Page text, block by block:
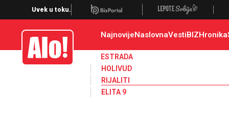
Zadruga, Rijaliti, Zadruga 4
Uvek u toku.
Alo NajnovijeNaslovnaVestiBIZHronika
ESTRADA
HOLIVUD
RIJALITI
ELITA 9